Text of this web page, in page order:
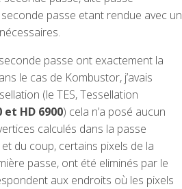
passe etant rendue avec un
passe ont exactement la
le cas de Kombustor, j’avais
(le TES, Tessellation
et HD 6900) cela n’a posé aucun
calculés dans la passe
et du coup, certains pixels de la
passe, ont été eliminés par le
aux endroits où les pixels